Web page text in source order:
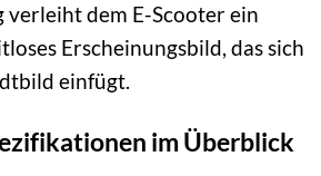
verleiht dem E-Scooter ein
Erscheinungsbild, das sich
einfügt.
im Überblick